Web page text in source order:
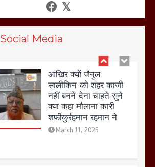
Social Media
सालीकिन को शहर काजी
नहीं बनने देना चाहते सुने
क्या कहा मौलाना कारी
शफीकुर्रहमान रहमान ने
बिजली विभाग से परेशान
होकर बागपत में एक संत ने
सरकार को दी आमरण
अनशन की चेतावनी